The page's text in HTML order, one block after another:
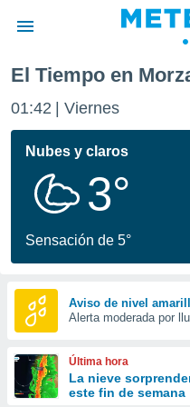
de
por
se
calidad.
a este
las
y
forma
digital
basada
El Tiempo en
01:42 Viernes
Nubes y claros
3°
Sensación de 5°
Aviso de nivel
Alerta moderada por
Última hora
La nieve
este fin de semana